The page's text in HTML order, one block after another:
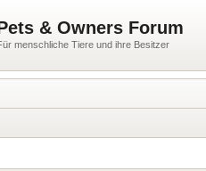
& Owners Forum
menschliche Tiere und ihre Besitzer